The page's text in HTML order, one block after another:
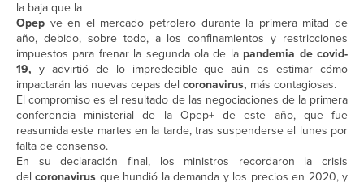
la baja que la
Opep ve en el mercado petrolero durante la primera mitad de
año, debido, sobre todo, a los confinamientos y restricciones
impuestos para frenar la segunda ola de la pandemia de covid-
19, y advirtió de lo impredecible que aún es estimar cómo
impactarán las nuevas cepas del coronavirus, más contagiosas.
El compromiso es el resultado de las negociaciones de la primera
conferencia ministerial de la Opep+ de este año, que fue
reasumida este martes en la tarde, tras suspenderse el lunes por
falta de consenso.
En su declaración final, los ministros recordaron la crisis
delcoronavirus que hundió la demanda y los precios en 2020, y